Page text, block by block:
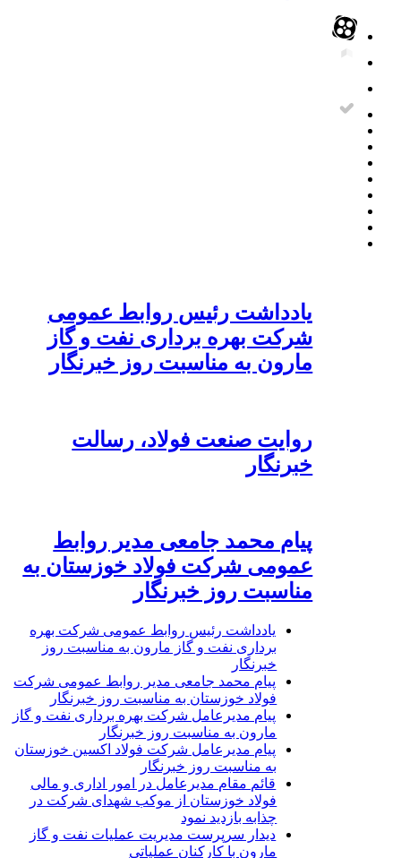
یادداشت رئیس روابط عمومی
شرکت بهره برداری نفت و گاز
مارون به مناسبت روز خبرنگار
روایت صنعت فولاد،‌ رسالت
خبرنگار
پیام محمد جامعی مدیر روابط
عمومی شرکت فولاد خوزستان به
مناسبت روز خبرنگار
یادداشت رئیس روابط عمومی شرکت بهره
برداری نفت و گاز مارون به مناسبت روز
خبرنگار
پیام محمد جامعی مدیر روابط عمومی شرکت
فولاد خوزستان به مناسبت روز خبرنگار
پیام مدیرعامل شرکت بهره برداری نفت و گاز
مارون به مناسبت روز خبرنگار
پیام مدیرعامل شرکت فولاد اکسین خوزستان
به مناسبت روز خبرنگار
قائم مقام مدیرعامل در امور اداری و مالی
فولاد خوزستان از موکب شهدای شرکت در
چذابه بازدید نمود
دیدار سرپرست مدیریت عملیات نفت و گاز
مارون با کارکنان عملیاتی